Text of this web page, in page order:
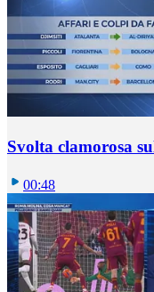
Svolta clamorosa
00:48